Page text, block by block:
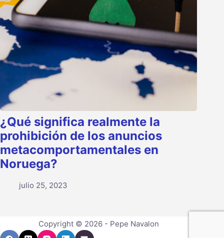
¿Qué significa realmente la
prohibición de los anuncios
metacomportamentales en
Noruega?
julio 25, 2023
Copyright © 2026 - Pepe Navalon